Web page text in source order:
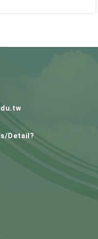
Detail?